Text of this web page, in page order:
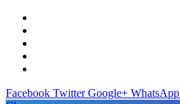
Facebook Twitter Google+ WhatsApp